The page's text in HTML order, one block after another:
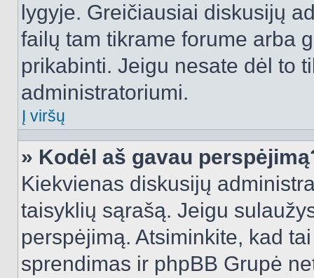
lygyje. Greičiausiai diskusijų
failų tam tikrame forume arba
prikabinti. Jeigu nesate dėl to
administratoriumi.
Į viršų
» Kodėl aš gavau
Kiekvienas diskusijų
taisyklių sąrašą. Jeigu
perspėjimą. Atsiminkite, kad
sprendimas ir phpBB Grupė